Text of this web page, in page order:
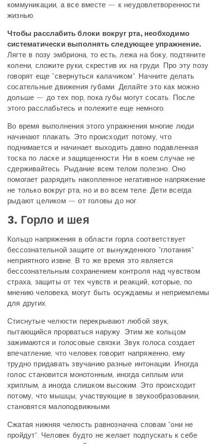
коммуникации, а все вместе — к неудовлетворенности
жизнью.
Чтобы расслабить блоки вокруг рта, необходимо
систематически выполнять следующее упражнение.
Лягте в позу эмбриона, то есть, лежа на боку, подтяните
колени, сложите руки, скрестив их на груди. Про эту позу
говорят еще "свернуться калачиком". Начните делать
сосательные движения губами. Делайте это как можно
дольше — до тех пор, пока губы могут сосать. После
этого расслабьтесь и полежите еще немного.
Во время выполнения этого упражнения многие люди
начинают плакать. Это происходит потому, что
поднимается и начинает выходить давно подавленная
тоска по ласке и защищенности. Ни в коем случае не
сдерживайтесь. Рыдание всем телом полезно. Оно
помогает разрядить накопленное негативное напряжение
не только вокруг рта, но и во всем теле. Дети всегда
рыдают целиком — от головы до ног.
3. Горло и шея
Кольцо напряжения в области горла соответствует
бессознательной защите от вынужденного "глотания"
неприятного извне. В то же время это является
бессознательным сохранением контроля над чувством
страха, защиты от тех чувств и реакций, которые, по
мнению человека, могут быть осуждаемы и неприемлемы
для других.
Стиснутые челюсти перекрывают любой звук,
пытающийся прорваться наружу. Этим же кольцом
зажимаются и голосовые связки. Звук голоса создает
впечатление, что человек говорит напряженно, ему
трудно придавать звучанию разные интонации. Иногда
голос становится монотонным, иногда сиплым или
хриплым, а иногда слишком высоким. Это происходит
потому, что мышцы, участвующие в звукообразовании,
становятся малоподвижными.
Сжатая нижняя челюсть равнозначна словам "они не
пройдут". Человек будто не желает подпускать к себе